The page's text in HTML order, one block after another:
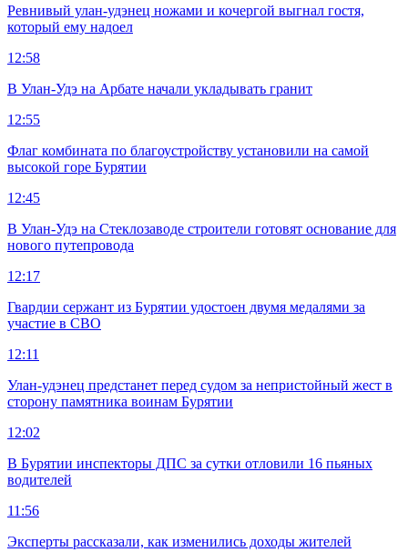
Ревнивый улан-удэнец ножами и кочергой выгнал гостя,
который ему надоел
12:58
В Улан-Удэ на Арбате начали укладывать гранит
12:55
Флаг комбината по благоустройству установили на самой
высокой горе Бурятии
12:45
В Улан-Удэ на Стеклозаводе строители готовят основание для
нового путепровода
12:17
Гвардии сержант из Бурятии удостоен двумя медалями за
участие в СВО
12:11
Улан-удэнец предстанет перед судом за непристойный жест в
сторону памятника воинам Бурятии
12:02
В Бурятии инспекторы ДПС за сутки отловили 16 пьяных
водителей
11:56
Эксперты рассказали, как изменились доходы жителей